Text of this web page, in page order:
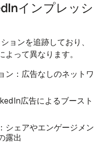
インプレッシ
ョンを追跡しており、
って異なります。
ン： 広告なしのネットワ
広告によるブースト
シェアやエンゲージメン
露出